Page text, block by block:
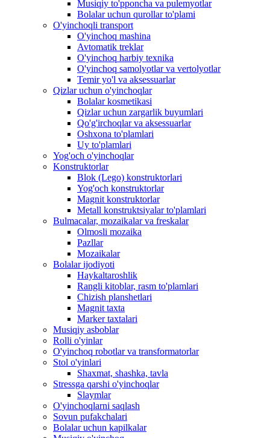
Musiqiy to'pponcha va pulemyotlar
Bolalar uchun qurollar to'plami
O'yinchoqli transport
O'yinchoq mashina
Avtomatik treklar
O'yinchoq harbiy texnika
O'yinchoq samolyotlar va vertolyotlar
Temir yo'l va aksessuarlar
Qizlar uchun o'yinchoqlar
Bolalar kosmetikasi
Qizlar uchun zargarlik buyumlari
Qo'g'irchoqlar va aksessuarlar
Oshxona to'plamlari
Uy to'plamlari
Yog'och o'yinchoqlar
Konstruktorlar
Blok (Lego) konstruktorlari
Yog'och konstruktorlar
Magnit konstruktorlar
Metall konstruktsiyalar to'plamlari
Bulmacalar, mozaikalar va freskalar
Olmosli mozaika
Pazllar
Mozaikalar
Bolalar ijodiyoti
Haykaltaroshlik
Rangli kitoblar, rasm to'plamlari
Chizish planshetlari
Magnit taxta
Marker taxtalari
Musiqiy asboblar
Rolli o'yinlar
O'yinchoq robotlar va transformatorlar
Stol o'yinlari
Shaxmat, shashka, tavla
Stressga qarshi o'yinchoqlar
Slaymlar
O'yinchoqlarni saqlash
Sovun pufakchalari
Bolalar uchun kapilkalar